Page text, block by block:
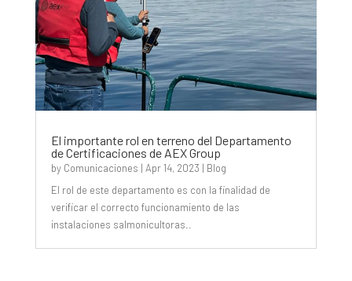
El importante rol en terreno del Departamento
de Certificaciones de AEX Group
by Comunicaciones | Apr 14, 2023 | Blog
El rol de este departamento es con la finalidad de
verificar el correcto funcionamiento de las
instalaciones salmonicultoras..